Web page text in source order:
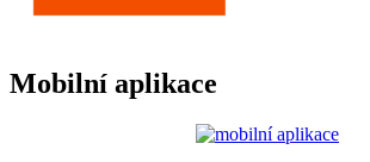
Mobilní aplikace